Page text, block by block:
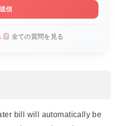
送信
全ての質問を見る
bill will automatically be